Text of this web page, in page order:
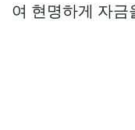
여 현명하게 자금